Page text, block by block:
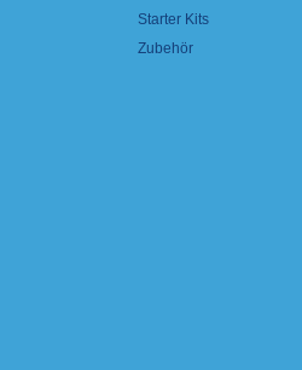
Starter Kits
Zubehör